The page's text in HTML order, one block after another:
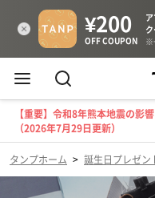
【重要】令和8年熊本地震の影
（2026年7月29日更新）
タンプホーム > 誕生日プレゼン